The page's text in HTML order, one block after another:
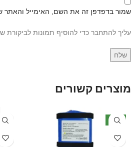
שמור בדפדפן זה את השם, האימייל והאתר
עליך להתחבר כדי להוסיף תמונות לביקורת
מוצרים קשורים
חדש